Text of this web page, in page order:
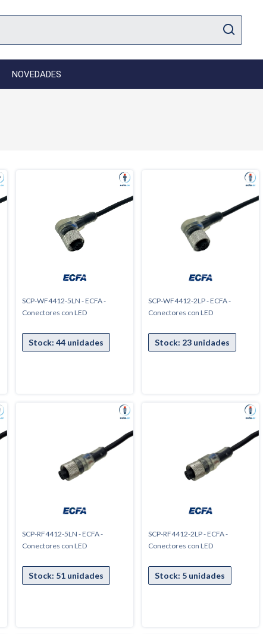
NOVEDADES
SCP-WF4412-5LN - ECFA -
Conectores con LED
SCP-WF4412-2LP - ECFA -
Conectores con LED
SCP-RF4412-5LN - ECFA -
Conectores con LED
SCP-RF4412-2LP - ECFA -
Conectores con LED